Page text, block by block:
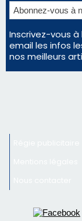
En Corse, un
consommation
La
face à une